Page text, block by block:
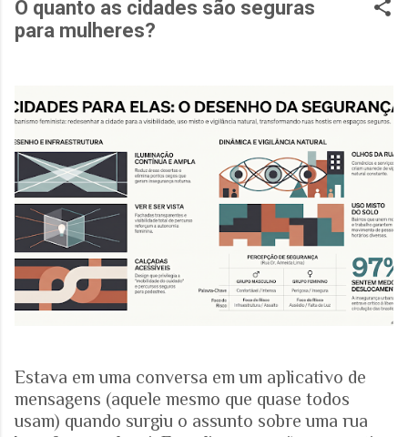
O quanto as cidades são seguras
para mulheres?
Estava em uma conversa em um aplicativo de
mensagens (aquele mesmo que quase todos
usam) quando surgiu o assunto sobre uma rua